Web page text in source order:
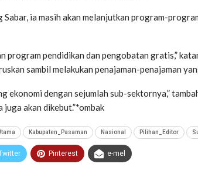
Sabar, ia masih akan melanjutkan program-
program pendidikan dan pengobatan gratis,”
sambil melakukan penajaman-penajaman
ekonomi dengan sejumlah sub-sektornya,”
akan dikebut.”*ombak
Kabupaten_Pasaman Nasional Pilihan_Editor
Pinterest e-mel